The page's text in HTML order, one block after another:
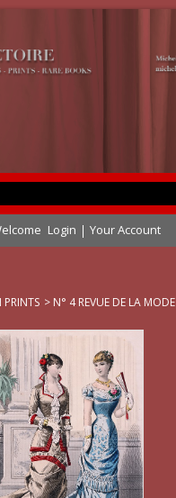
Login Your Account
PRINTS > N° 4 REVUE DE LA MODE